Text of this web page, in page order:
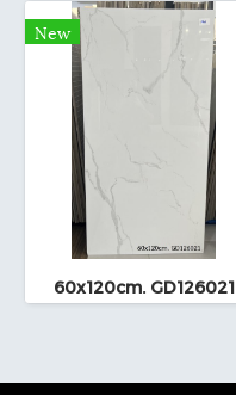
New
60x120cm. GD126021